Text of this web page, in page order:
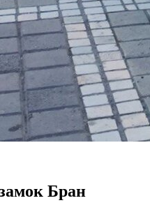
Бран